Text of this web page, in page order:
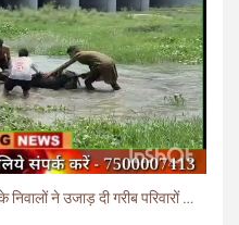
"मासूम बेजुबानों की दर्दनाक मौत: चंद घास के निवालों ने उजाड़ दी गरीब परिवारों की दुनिया"